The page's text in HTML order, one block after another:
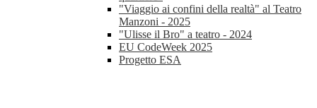
"Viaggio ai confini della realtà" al Teatro
Manzoni - 2025
"Ulisse il Bro" a teatro - 2024
EU CodeWeek 2025
Progetto ESA